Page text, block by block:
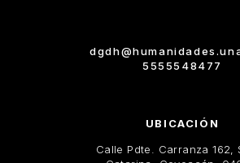
5555548477
UBICACIÓN
Calle Pdte. Carranza 162,